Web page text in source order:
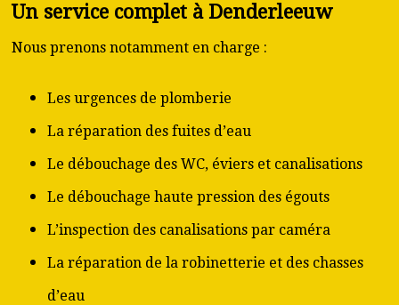
Un service complet à Denderleeuw
Nous prenons notamment en charge :
Les urgences de plomberie
La réparation des fuites d’eau
Le débouchage des WC, éviers et canalisations
Le débouchage haute pression des égouts
L’inspection des canalisations par caméra
La réparation de la robinetterie et des chasses
d’eau